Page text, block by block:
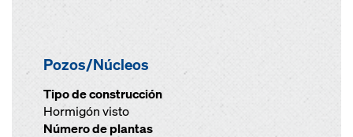
Pozos/Núcleos
Tipo de construcción
Hormigón visto
Número de plantas